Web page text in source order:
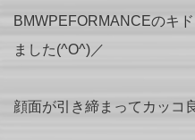
BMWPEFORMANCEのキ
ました(^O^)／
顔面が引き締まってカッコ